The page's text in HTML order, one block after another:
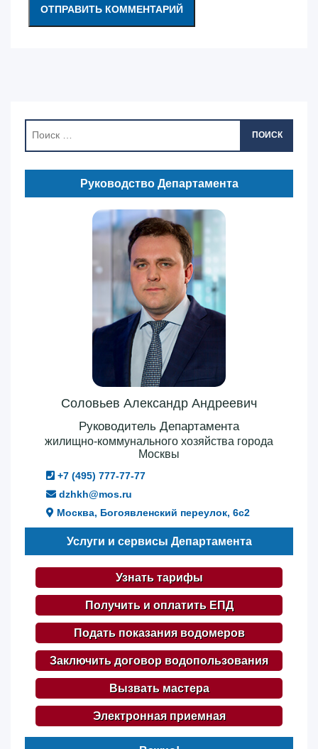
ПОИСК
Руководство Департамента
Соловьев Александр Андреевич
Руководитель Департамента
жилищно-коммунального хозяйства города
Москвы
+7 (495) 777-77-77
dzhkh@mos.ru
Москва, Богоявленский переулок, 6с2
Услуги и сервисы Департамента
Узнать тарифы
Получить и оплатить ЕПД
Подать показания водомеров
Заключить договор водопользования
Вызвать мастера
Электронная приемная